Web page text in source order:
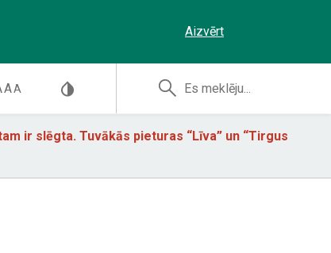
Aizvērt
AA
ir slēgta. Tuvākās pieturas “Līva” un “Tirgus